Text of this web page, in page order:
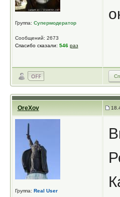
Группа: Супермодератор
Сообщений: 2673
Спасибо сказали: 546 раз
OreXov
Группа: Real User